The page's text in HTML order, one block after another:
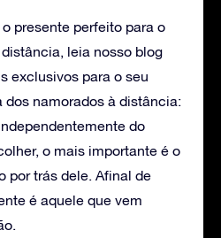
presente perfeito para o
leia nosso blog
exclusivos para o seu
dos namorados à distância:
do
o mais importante é o
por trás dele. Afinal de
é aquele que vem